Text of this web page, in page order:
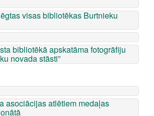
visas bibliotēkas Burtnieku
bibliotēkā apskatāma fotogrāfiju
novada stāsti”
asociācijas atlētiem medaļas